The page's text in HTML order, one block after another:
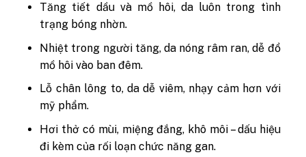
Tăng tiết dầu và mồ hôi, da luôn trong tình
trạng bóng nhờn.
Nhiệt trong người tăng, da nóng râm ran, dễ đổ
mồ hôi vào ban đêm.
Lỗ chân lông to, da dễ viêm, nhạy cảm hơn với
mỹ phẩm.
Hơi thở có mùi, miệng đắng, khô môi – dấu hiệu
đi kèm của rối loạn chức năng gan.